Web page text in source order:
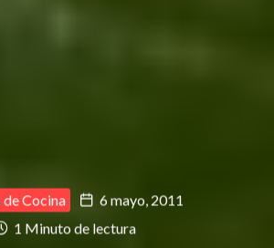
de Cocina
6 mayo, 2011
1 Minuto de lectura